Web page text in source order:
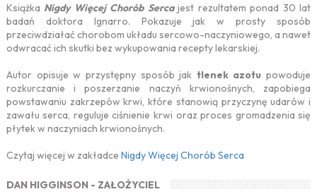
Książka Nigdy Więcej Chorób Sercajest rezultatem ponad 30 lat
badań doktora Ignarro. Pokazuje jak w prosty sposób
przeciwdziałać chorobom układu sercowo-naczyniowego, a nawet
odwracać ich skutki bez wykupowania recepty lekarskiej.
Autor opisuje w przystępny sposób jak tlenek azotu powoduje
rozkurczanie i poszerzanie naczyń krwionośnych, zapobiega
powstawaniu zakrzepów krwi, które stanowią przyczynę udarów i
zawału serca, reguluje ciśnienie krwi oraz proces gromadzenia się
płytek w naczyniach krwionośnych.
Czytaj więcej w zakładce Nigdy Więcej Chorób Serca
DAN HIGGINSON - ZAŁOŻYCIEL